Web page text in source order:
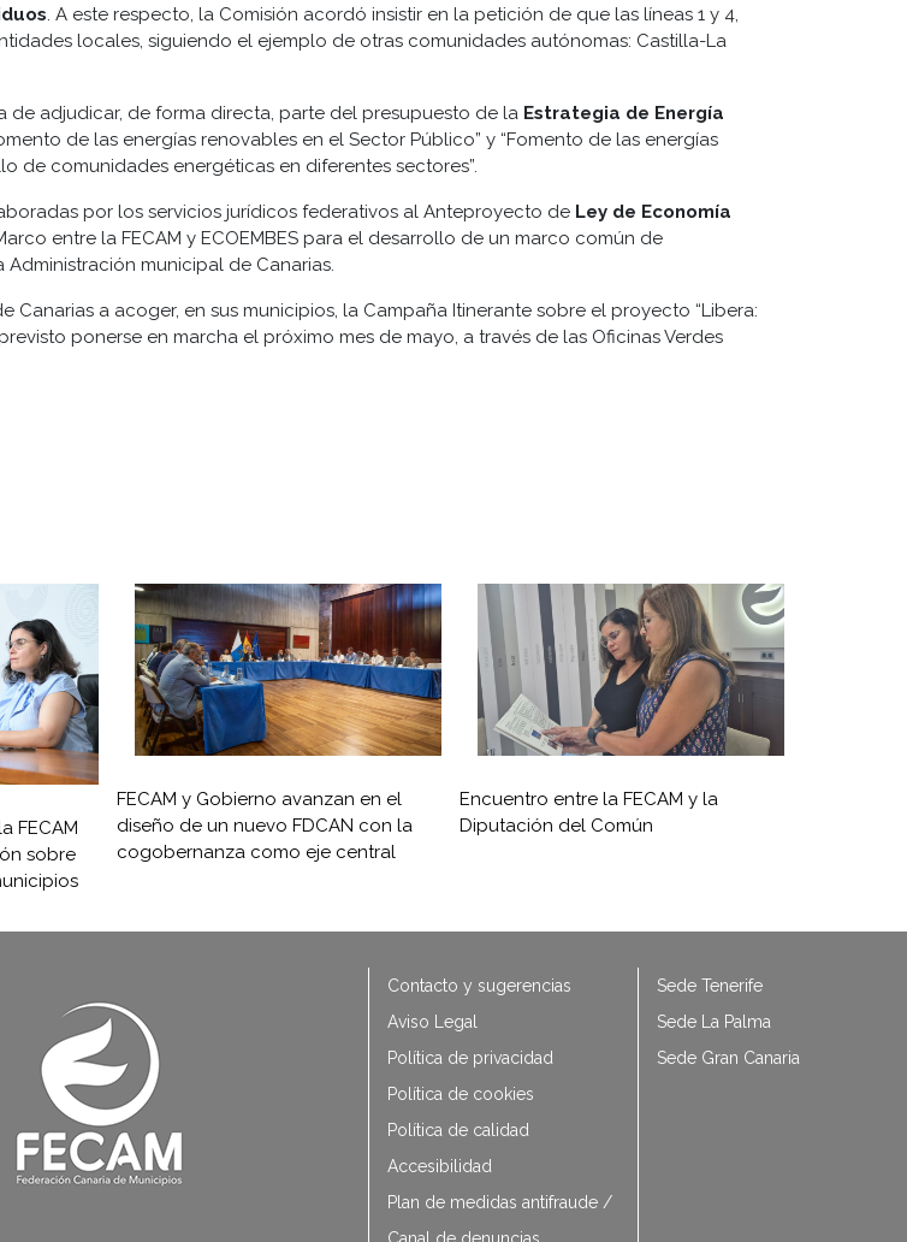
. A este respecto, la Comisión acordó insistir en la petición de que las líneas 1 y 4,
locales, siguiendo el ejemplo de otras comunidades autónomas: Castilla-La
de adjudicar, de forma directa, parte del presupuesto de la Estrategia de Energía
de las energías renovables en el Sector Público” y “Fomento de las energías
comunidades energéticas en diferentes sectores”.
por los servicios jurídicos federativos al Anteproyecto de Ley de Economía
entre la FECAM y ECOEMBES para el desarrollo de un marco común de
municipal de Canarias.
a acoger, en sus municipios, la Campaña Itinerante sobre el proyecto “Libera:
ponerse en marcha el próximo mes de mayo, a través de las Oficinas Verdes
FECAM
sobre
FECAM y Gobierno avanzan en el
diseño de un nuevo FDCAN con la
cogobernanza como eje central
Encuentro entre la FECAM y la
Diputación del Común
Contacto y sugerencias
Aviso Legal
Política de privacidad
Política de cookies
Política de calidad
Accesibilidad
Plan de medidas antifraude /
Canal de denuncias
Sede Tenerife
Sede La Palma
Sede Gran Canaria